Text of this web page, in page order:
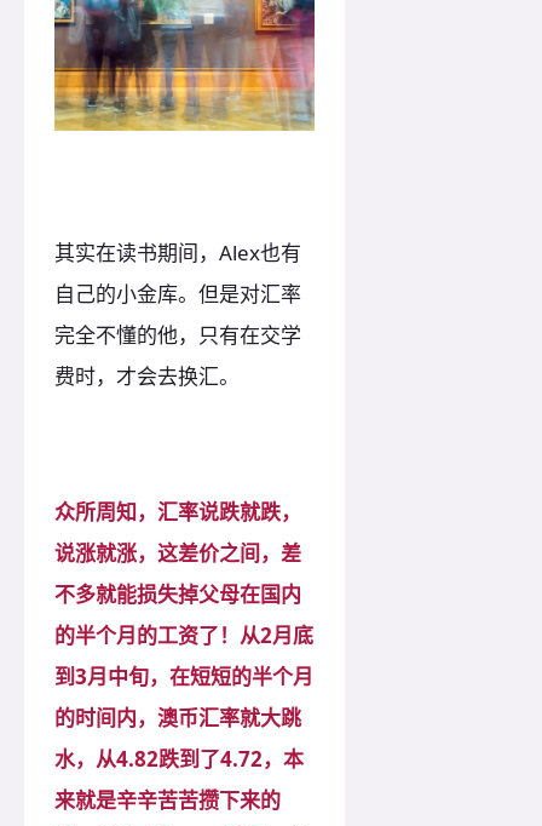
其实在读书期间，Alex也有
自己的小金库。但是对汇率
完全不懂的他，只有在交学
费时，才会去换汇。
众所周知，汇率说跌就跌，
说涨就涨，这差价之间，差
不多就能损失掉父母在国内
的半个月的工资了！从2月底
到3月中旬，在短短的半个月
的时间内，澳币汇率就大跳
水，从4.82跌到了4.72，本
来就是辛辛苦苦攒下来的